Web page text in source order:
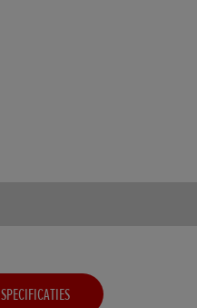
SPECIFICATIES